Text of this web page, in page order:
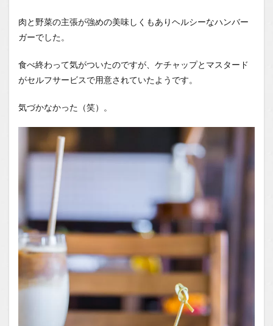
肉と野菜の主張が強めの美味しくもありヘルシーなハンバー
ガーでした。
食べ終わって気がついたのですが、ケチャップとマスタード
がセルフサービスで用意されていたようです。
気づかなかった（笑）。